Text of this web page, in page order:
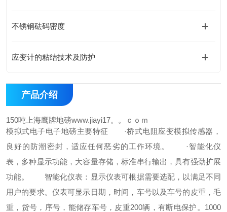
不锈钢砝码密度
应变计的粘结技术及防护
产品介绍
150吨上海鹰牌地磅www.jiayi17。。ｃｏｍ
模拟式电子电子地磅主要特征
·桥式电阻应变模拟传感器，
良好的防潮密封，适应任何恶劣的工作环境。
·智能化仪
表，多种显示功能，大容量存储，标准串行输出，具有强劲扩展
功能。
智能化仪表：显示仪表可根据需要选配，以满足不同
用户的要求。仪表可显示日期，时间，车号以及车号的皮重，毛
重，货号，序号，能储存车号，皮重200辆，有断电保护。1000